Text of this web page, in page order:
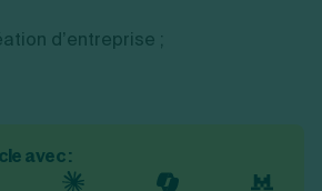
d’entreprise ;
avec :